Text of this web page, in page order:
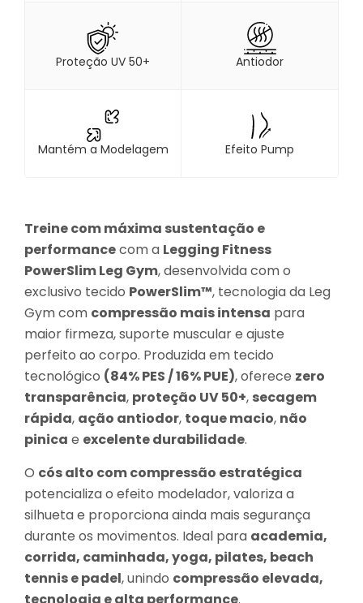
Proteção UV 50+ Antiodor
Mantém a Modelagem Efeito Pump
Treine com máxima sustentação e
performancecom a Legging Fitness
PowerSlim Leg Gym, desenvolvida com o
exclusivo tecido PowerSlim™, tecnologia da Leg
Gym com compressão mais intensa para
maior firmeza, suporte muscular e ajuste
perfeito ao corpo. Produzida em tecido
tecnológico (84% PES / 16% PUE), oferece zero
transparência, proteção UV 50+, secagem
rápida, ação antiodor, toque macio, não
pinica e excelente durabilidade.
O cós alto com compressão estratégica
potencializa o efeito modelador, valoriza a
silhueta e proporciona ainda mais segurança
durante os movimentos. Ideal para academia,
corrida, caminhada, yoga, pilates, beach
tennis e padel, unindo compressão elevada,